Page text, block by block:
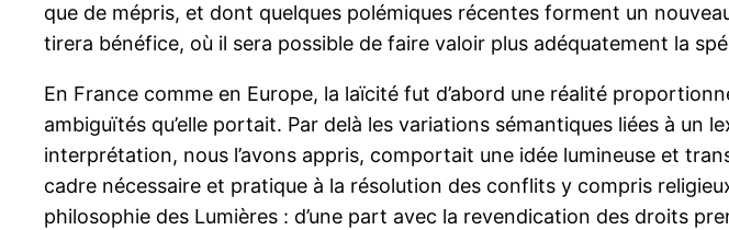
que de mépris, et dont quelques polémiques récentes forment un
tirera bénéfice, où il sera possible de faire valoir plus adéquatement la
En France comme en Europe, la laïcité fut d’abord une réalité
ambiguïtés qu’elle portait. Par delà les variations sémantiques liées à un
interprétation, nous l’avons appris, comportait une idée lumineuse et
cadre nécessaire et pratique à la résolution des conflits y compris
philosophie des Lumières : d’une part avec la revendication des droits